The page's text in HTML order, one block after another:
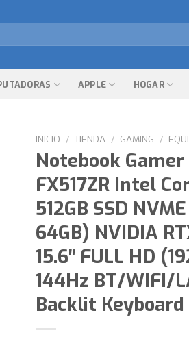
APPLE HOGAR
INICIO / TIENDA / GAMING /
Notebook Gamer
FX517ZR Intel
512GB SSD
64GB) NVIDIA
15.6″ FULL HD
144Hz BT/WIFI/
Backlit Keyboard